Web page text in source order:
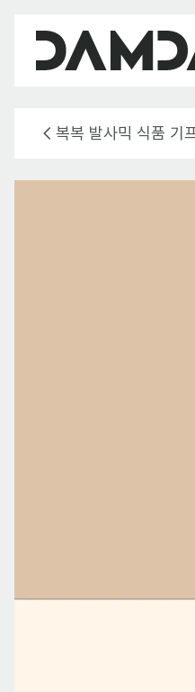
복복 발사믹 식품 기